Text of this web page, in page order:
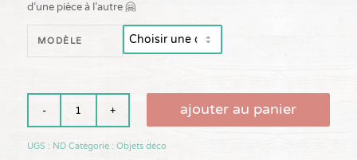
d’une pièce à l’autre 🤗
MODÈLE
ajouter au panier
UGS : ND Catégorie : Objets déco